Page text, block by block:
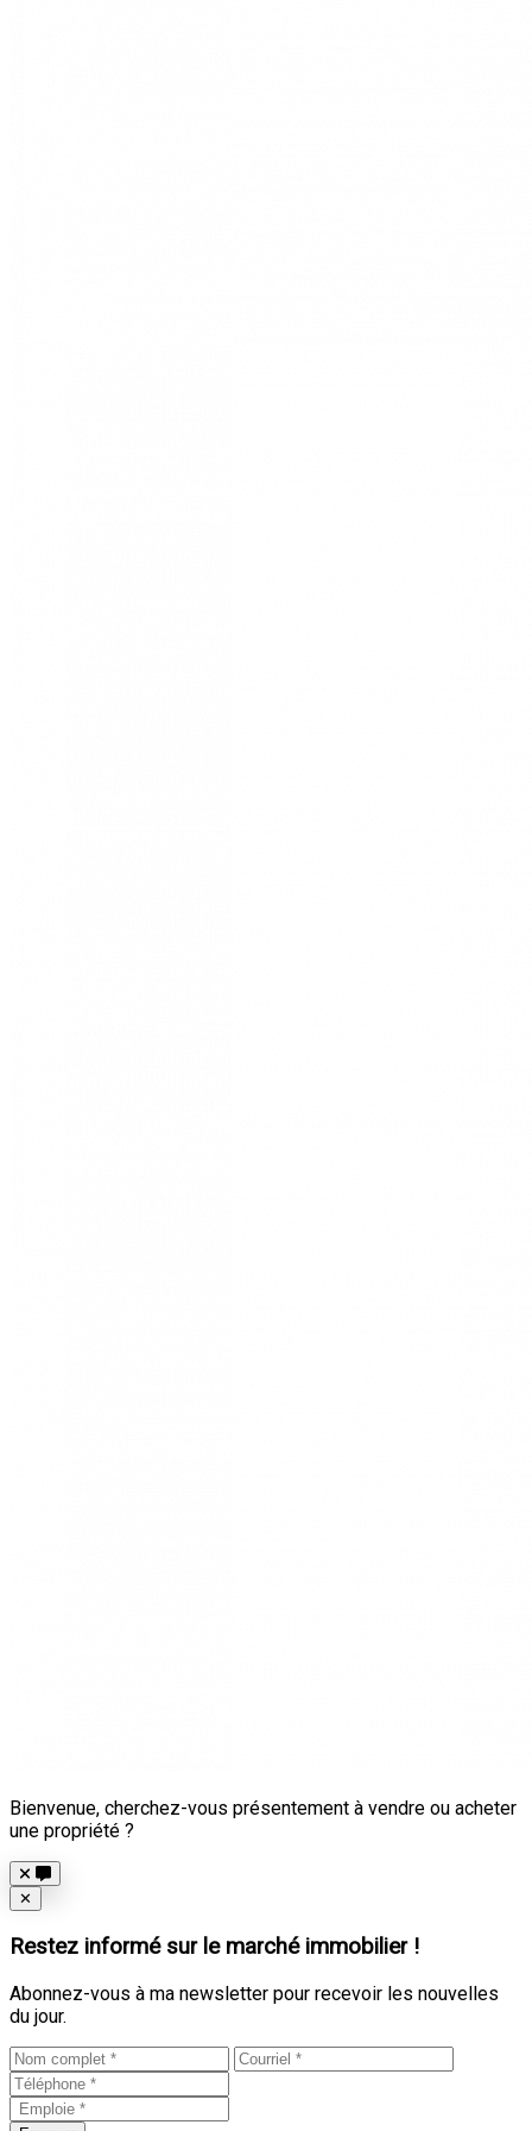
Bienvenue, cherchez-vous présentement à vendre ou acheter
une propriété ?
Close
✕
Restez informé sur le marché immobilier !
Abonnez-vous à ma newsletter pour recevoir les nouvelles
du jour.